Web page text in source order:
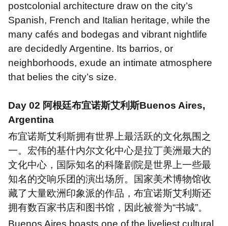
postcolonial architecture draw on the city’s
Spanish, French and Italian heritage, while the
many cafés and bodegas and vibrant nightlife
are decidedly Argentine. Its barrios, or
neighborhoods, exude an intimate atmosphere
that belies the city’s size.
Day 02 阿根廷布宜诺斯艾利斯Buenos Aires,
Argentina
布宜诺斯艾利斯拥有世界上最活跃的文化氛围之
一。宏伟的基什内尔文化中心是拉丁美洲最大的
文化中心，国际知名的科隆剧院是世界上一些最
知名的交响乐团的演出场所。国家美术博物馆收
藏了大量欧洲印象派的作品，布宜诺斯艾利斯还
拥有数百家书店和图书馆，因此被誉为“书城”。
Buenos Aires boasts one of the liveliest cultural